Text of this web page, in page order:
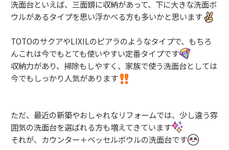
洗面台といえば、三面鏡に収納があって、下に大きな洗面ボ
ウルがあるタイプを思い浮かべる方も多いかと思います
TOTOのサクアやLIXILのピアラのようなタイプで、もちろ
んこれは今でもとても使いやすい定番タイプです
収納力があり、掃除もしやすく、家族で使う洗面台としては
今でもしっかり人気があります
ただ、最近の新築やおしゃれなリフォームでは、少し違う雰
囲気の洗面台を選ばれる方も増えてきています
それが、カウンター＋ベッセルボウルの洗面台です